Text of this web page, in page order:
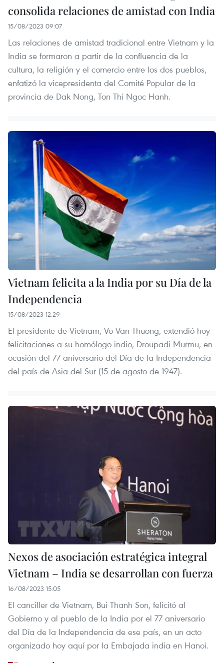
consolida relaciones de amistad con India
15/08/2023 09:07
Las relaciones de amistad tradicional entre Vietnam y la
India se formaron a partir de la confluencia de la
cultura, la religión y el comercio entre los dos pueblos,
enfatizó la vicepresidenta del Comité Popular de la
provincia de Dak Nong, Ton Thi Ngoc Hanh.
Vietnam felicita a la India por su Día de la
Independencia
15/08/2023 12:29
El presidente de Vietnam, Vo Van Thuong, extendió hoy
felicitaciones a su homólogo indio, Droupadi Murmu, en
ocasión del 77 aniversario del Día de la Independencia
del país de Asia del Sur (15 de agosto de 1947).
Nexos de asociación estratégica integral
Vietnam – India se desarrollan con fuerza
16/08/2023 15:05
El canciller de Vietnam, Bui Thanh Son, felicitó al
Gobierno y al pueblo de la India por el 77 aniversario
del Día de la Independencia de ese país, en un acto
organizado hoy aquí por la Embajada india en Hanoi.